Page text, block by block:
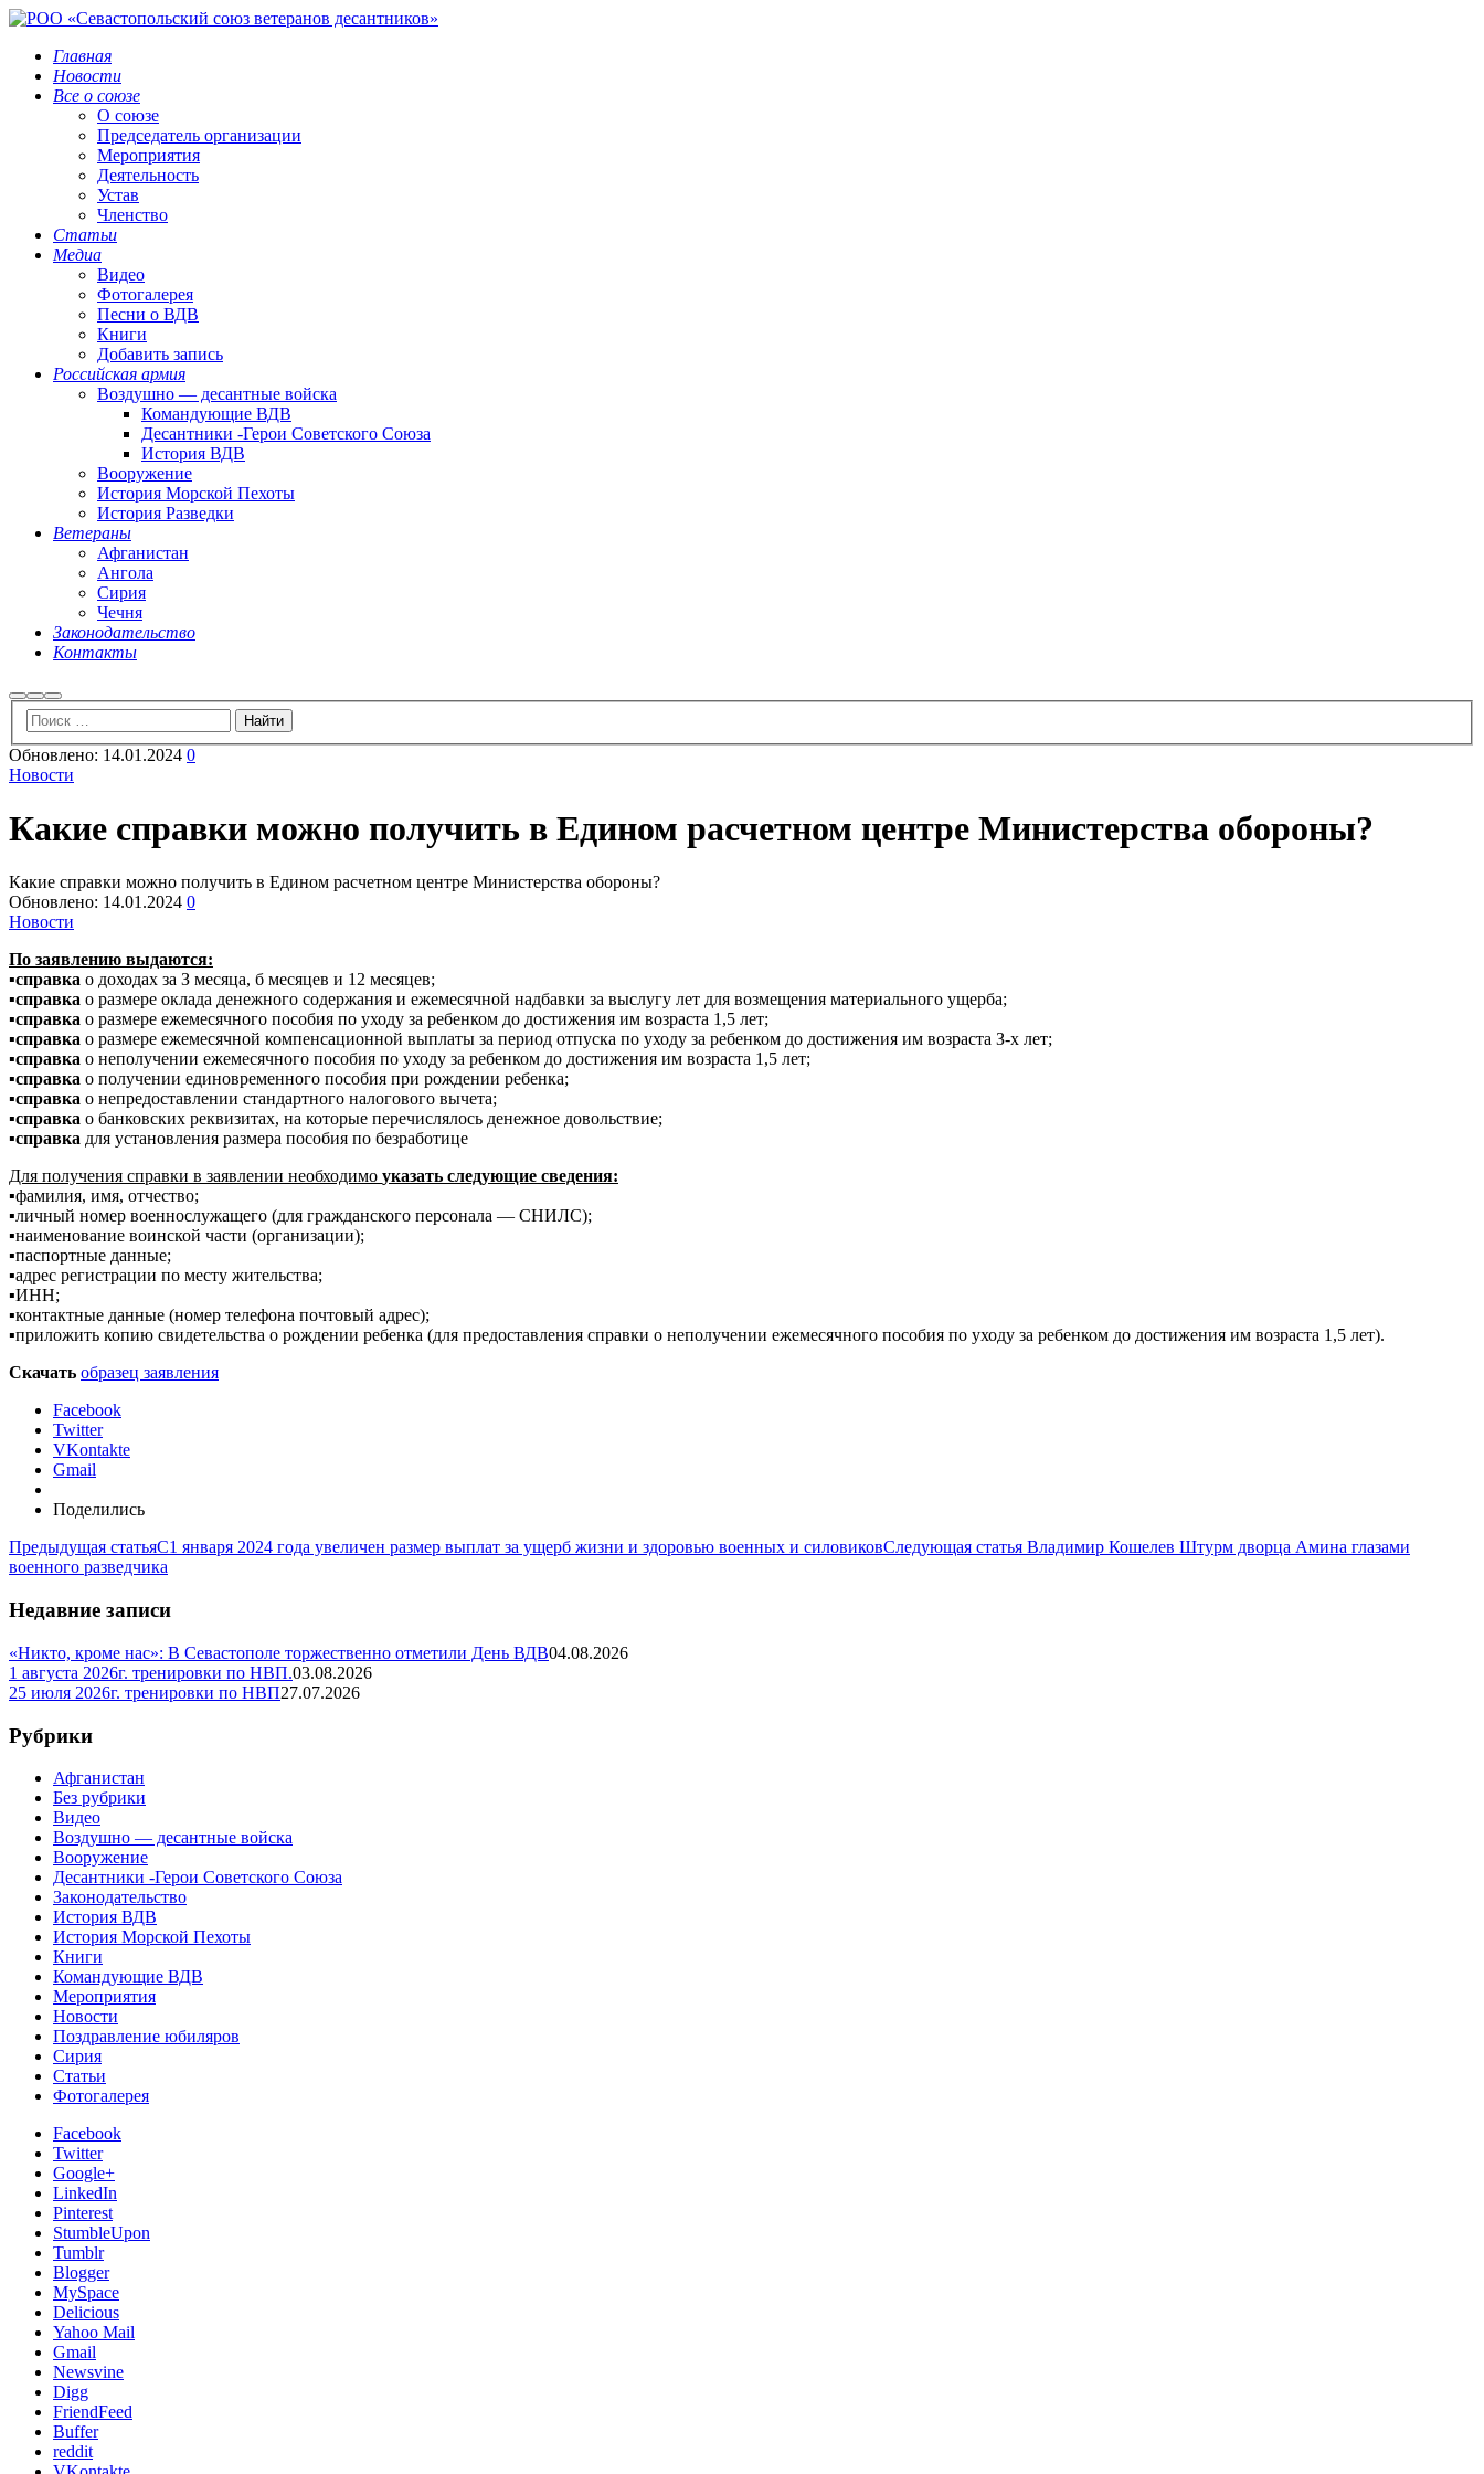
Главная
Новости
Все о союзе
О союзе
Председатель организации
Мероприятия
Деятельность
Устав
Членство
Статьи
Медиа
Видео
Фотогалерея
Песни о ВДВ
Книги
Добавить запись
Российская армия
Воздушно — десантные войска
Командующие ВДВ
Десантники -Герои Советского Союза
История ВДВ
Вооружение
История Морской Пехоты
История Разведки
Ветераны
Афганистан
Ангола
Сирия
Чечня
Законодательство
Контакты
НайтиБольше
информации
Главное
меню
Обновлено: 14.01.2024 0
Новости
Какие справки можно получить в Едином расчетном центре Министерства обороны?
Какие справки можно получить в Едином расчетном центре Министерства обороны?
Обновлено: 14.01.2024 0
Новости
По заявлению выдаются:
▪️справка о доходах за З месяца, б месяцев и 12 месяцев;
▪️справка о размере оклада денежного содержания и ежемесячной надбавки за выслугу лет для возмещения материального ущерба;
▪️справка о размере ежемесячного пособия по уходу за ребенком до достижения им возраста 1,5 лет;
▪️справка о размере ежемесячной компенсационной выплаты за период отпуска по уходу за ребенком до достижения им возраста З-х лет;
▪️справка о неполучении ежемесячного пособия по уходу за ребенком до достижения им возраста 1,5 лет;
▪️справка о получении единовременного пособия при рождении ребенка;
▪️справка о непредоставлении стандартного налогового вычета;
▪️справка о банковских реквизитах, на которые перечислялось денежное довольствие;
▪️справка для установления размера пособия по безработице
Для получения справки в заявлении необходимо указать следующие сведения:
▪️фамилия, имя, отчество;
▪️личный номер военнослужащего (для гражданского персонала — СНИЛС);
▪️наименование воинской части (организации);
▪️паспортные данные;
▪️адрес регистрации по месту жительства;
▪️ИНН;
▪️контактные данные (номер телефона почтовый адрес);
▪️приложить копию свидетельства о рождении ребенка (для предоставления справки о неполучении ежемесячного пособия по уходу за ребенком до достижения им возраста 1,5 лет).
Скачать образец заявления
Facebook
Twitter
VKontakte
Gmail
Поделились
Предыдущая статьяС1 января 2024 года увеличен размер выплат за ущерб жизни и здоровью военных и силовиковСледующая статья Владимир Кошелев Штурм дворца Амина глазами
военного разведчика
Недавние записи
«Никто, кроме нас»: В Севастополе торжественно отметили День ВДВ04.08.2026
1 августа 2026г. тренировки по НВП.03.08.2026
25 июля 2026г. тренировки по НВП27.07.2026
Рубрики
Афганистан
Без рубрики
Видео
Воздушно — десантные войска
Вооружение
Десантники -Герои Советского Союза
Законодательство
История ВДВ
История Морской Пехоты
Книги
Командующие ВДВ
Мероприятия
Новости
Поздравление юбиляров
Сирия
Статьи
Фотогалерея
Facebook
Twitter
Google+
LinkedIn
Pinterest
StumbleUpon
Tumblr
Blogger
MySpace
Delicious
Yahoo Mail
Gmail
Newsvine
Digg
FriendFeed
Buffer
reddit